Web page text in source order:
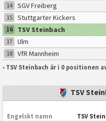
Lehnerz
14
SGV Freiberg
15
Stuttgarter Kickers
16
TSV Steinbach
17
Ulm
18
VfR Mannheim
• TSV Steinbach är i 0 positionen
TSV
Engelskt namn TSV